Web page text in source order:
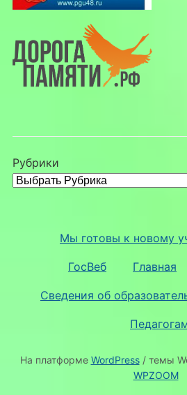
Рубрики
Мы готовы к новому
ГосВеб Главная
Сведения об
На платформе WordPress/ темы
WPZOOM